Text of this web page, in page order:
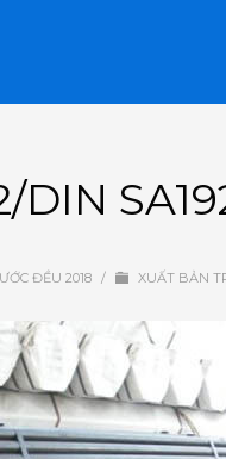
DIN
ĐỀU 2018 / XUẤT BẢN